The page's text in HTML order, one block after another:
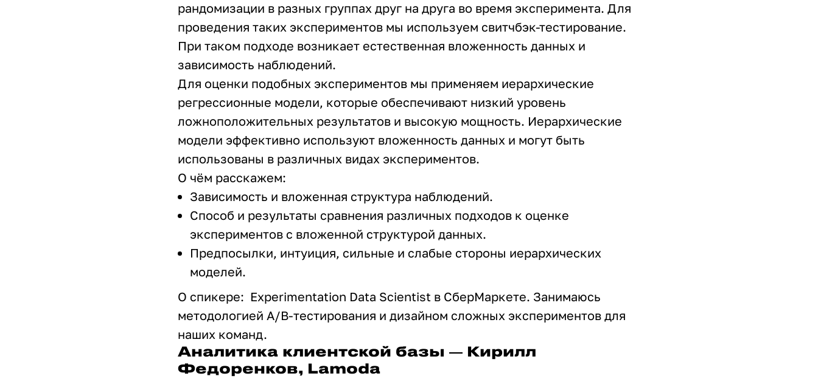
рандомизации в разных группах друг на друга во время эксперимента. Для
проведения таких экспериментов мы используем свитчбэк-тестирование.
При таком подходе возникает естественная вложенность данных и
зависимость наблюдений.
Для оценки подобных экспериментов мы применяем иерархические
регрессионные модели, которые обеспечивают низкий уровень
ложноположительных результатов и высокую мощность. Иерархические
модели эффективно используют вложенность данных и могут быть
использованы в различных видах экспериментов.
О чём расскажем:
Зависимость и вложенная структура наблюдений.
Способ и результаты сравнения различных подходов к оценке
экспериментов с вложенной структурой данных.
Предпосылки, интуиция, сильные и слабые стороны иерархических
моделей.
О спикере: Experimentation Data Scientist в СберМаркете. Занимаюсь
методологией A/B-тестирования и дизайном сложных экспериментов для
наших команд.
Аналитика клиентской базы — Кирилл
Федоренков, Lamoda